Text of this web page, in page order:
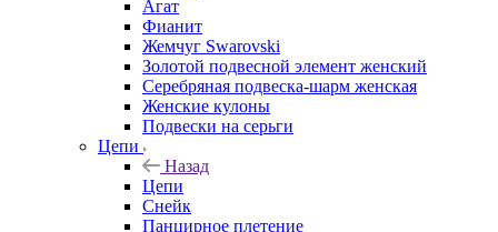
Агат
Фианит
Жемчуг Swarovski
Золотой подвесной элемент женcкий
Серебряная подвеска-шарм женская
Женские кулоны
Подвески на серьги
Цепи
Назад
Цепи
Снейк
Панцирное плетение